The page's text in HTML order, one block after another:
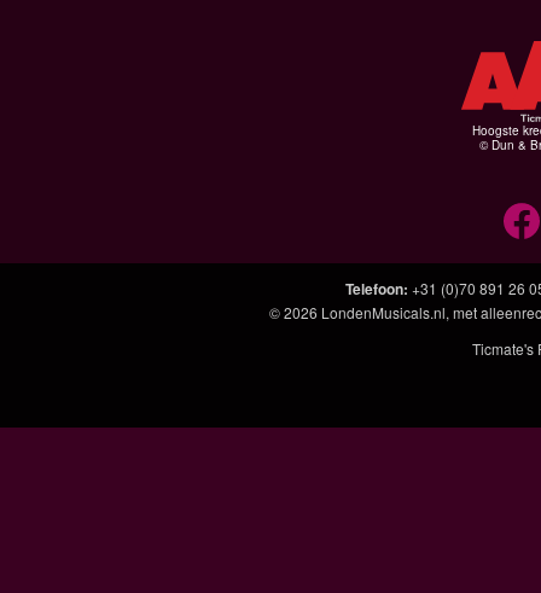
Hoogste
© Dun &
Telefoon: +31 (0)70 891 26
© 2026 LondenMusicals.nl, met
Ticmate's